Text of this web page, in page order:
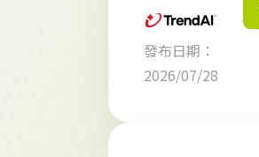
第四年
於
Omdia
發布日期：
2026/07/28